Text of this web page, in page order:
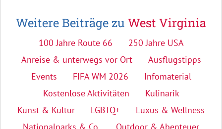
Weitere Beiträge zu West Virginia
100 Jahre Route 66
250 Jahre USA
Anreise & unterwegs vor Ort
Ausflugstipps
Events
FIFA WM 2026
Infomaterial
Kostenlose Aktivitäten
Kulinarik
Kunst & Kultur
LGBTQ+
Luxus & Wellness
Nationalparks & Co.
Outdoor & Abenteuer